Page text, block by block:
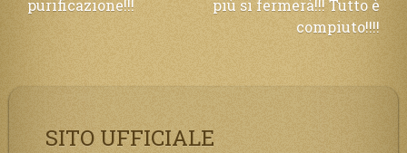
purificazione!!!
più si fermerà!!! Tutto è
compiuto!!!!
SITO UFFICIALE